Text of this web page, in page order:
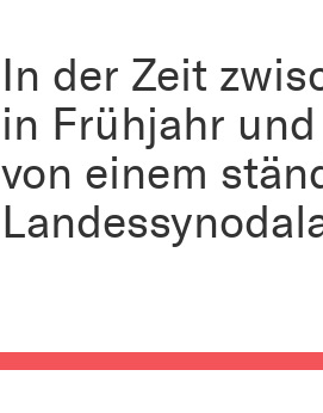
In der Zeit
in Frühjahr
von einem